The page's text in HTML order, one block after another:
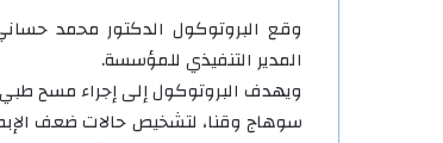
وقع البروتوكول الدكتور محمد
المدير التنفيذي للمؤسسة.
سوهاج وقنا، لتشخيص حالات ضعف